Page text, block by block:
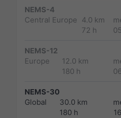
NEMS-4
Central Europe 4.0 km
72 h
NEMS-12
Europe
12.0 km
180 h
NEMS-30
Global
30.0 km
180 h